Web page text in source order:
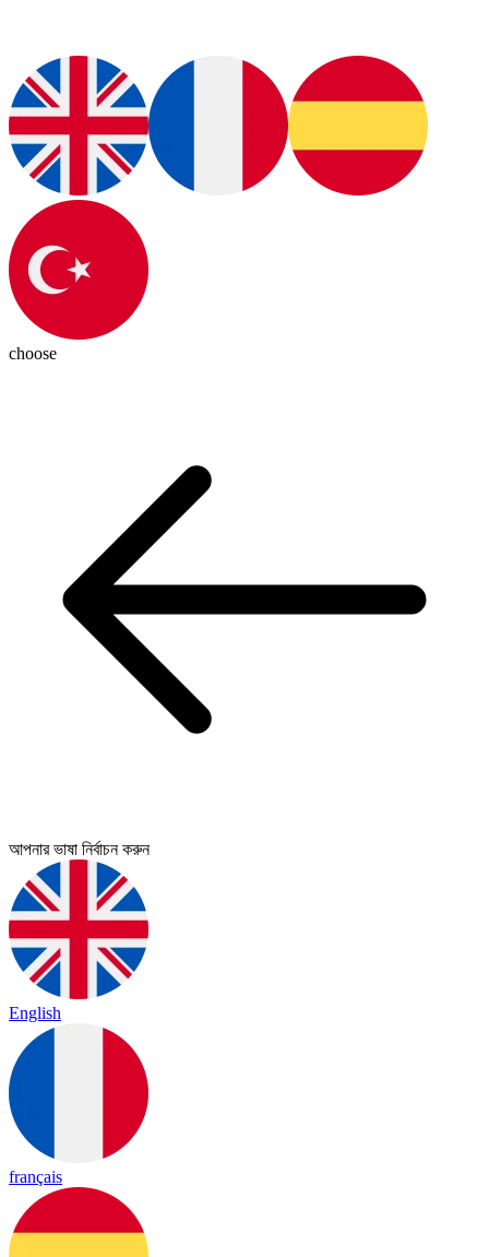
choose
আপনার ভাষা নির্বাচন করুন
English
français